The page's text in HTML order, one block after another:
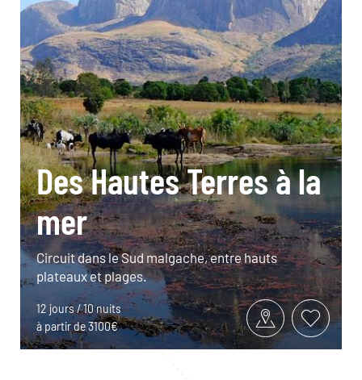
Des Hautes Terres à la
mer
Circuit dans le Sud malgache, entre hauts
plateaux et plages.
12 jours / 10 nuits
à partir de 3100€